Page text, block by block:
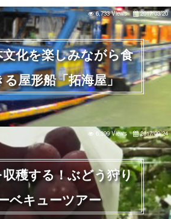
化を楽しみながら食
屋形船「拓海屋」
6,733 Views 2017/03/20
穫する！ぶどう狩り
ベキューツアー
6,399 Views 2017/09/24